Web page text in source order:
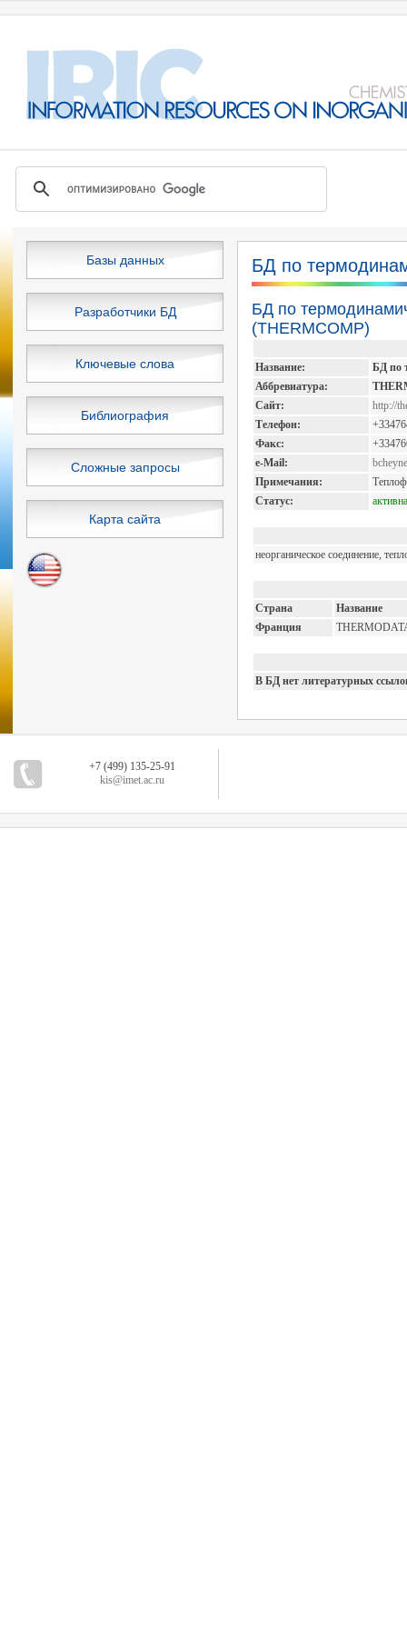
Базы данных
Разработчики БД
Ключевые слова
Библиография
Сложные запросы
Карта сайта
БД по
БД по
(THERMCOMP)
Название:
БД по
Аббревиатура:
Сайт:
http://
Телефон:
Факс:
e-Mail:
Примечания:
Статус:
активна
неорганическое соединение,
Страна
Название
Франция
В БД нет литературных
+7 (499) 135-25-91
kis@imet.ac.ru